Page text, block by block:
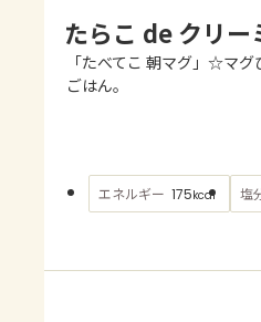
よくあるお問い合
AJINOMOTO PARK とは
たらこ de クリー
「たべてこ 朝マグ」☆マ
ごはん。
エネルギー 175kcal 塩